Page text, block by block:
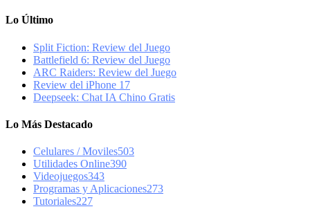
Lo Último
Split Fiction: Review del Juego
Battlefield 6: Review del Juego
ARC Raiders: Review del Juego
Review del iPhone 17
Deepseek: Chat IA Chino Gratis
Lo Más Destacado
Celulares / Moviles503
Utilidades Online390
Videojuegos343
Programas y Aplicaciones273
Tutoriales227